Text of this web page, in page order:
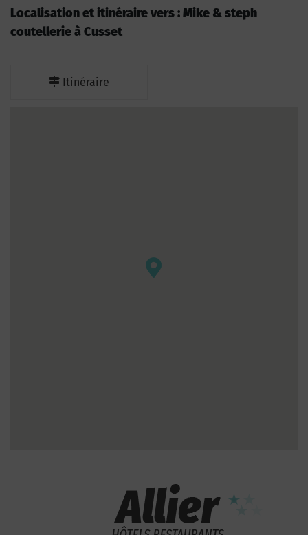
Localisation et itinéraire vers : Mike & steph
coutellerie à Cusset
Itinéraire